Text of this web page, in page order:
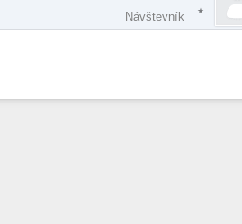
Návštevník